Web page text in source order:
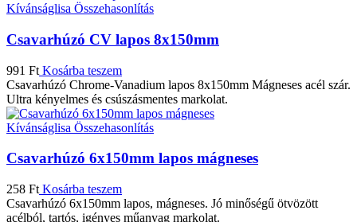
Kívánságlisa Összehasonlítás
Csavarhúzó CV lapos 8x150mm
991 Ft Kosárba teszem
Csavarhúzó Chrome-Vanadium lapos 8x150mm Mágneses acél szár.
Ultra kényelmes és csúszásmentes markolat.
Kívánságlisa Összehasonlítás
Csavarhúzó 6x150mm lapos mágneses
258 Ft Kosárba teszem
Csavarhúzó 6x150mm lapos, mágneses. Jó minőségű ötvözött
acélból, tartós, igényes műanyag markolat.